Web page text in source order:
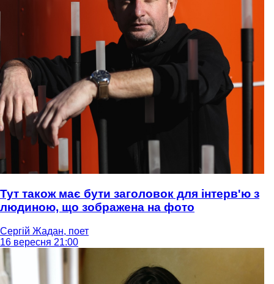
Тут також має бути заголовок для інтерв'ю з
людиною, що зображена на фото
Сергій Жадан, поет
16 вересня 21:00